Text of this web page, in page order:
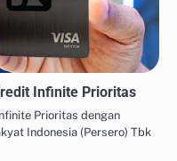
Infinite Prioritas
Prioritas dengan
Indonesia (Persero) Tbk